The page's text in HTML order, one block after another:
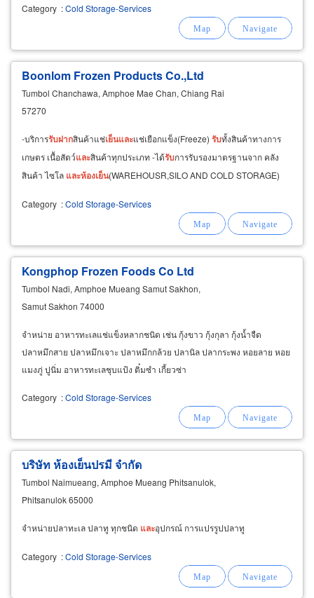
Category :Cold Storage-Services
ฺBoonlom Frozen Products Co.,Ltd
Tumbol Chanchawa, Amphoe Mae Chan, Chiang Rai
57270
-บริการรับฝากสินค้าแช่เย็นและแช่เยือกแข็ง(Freeze) รับทั้งสินค้าทางการ
เกษตร เนื้อสัตว์และสินค้าทุกประเภท -ได้รับการรับรองมาตรฐานจาก คลัง
สินค้า ไซโล และห้องเย็น(WAREHOUSR,SILO AND COLD STORAGE)
Category :Cold Storage-Services
Kongphop Frozen Foods Co Ltd
Tumbol Nadi, Amphoe Mueang Samut Sakhon,
Samut Sakhon 74000
จำหน่าย อาหารทะเลแช่แข็งหลากชนิด เช่น กุ้งขาว กุ้งกุลา กุ้งน้ำจืด
ปลาหมึกสาย ปลาหมึกเจาะ ปลาหมึกกล้วย ปลานิล ปลากระพง หอยลาย หอย
แมงภู่ ปูนิ่ม อาหารทะเลชุบแป้ง ติ๋มซำ เกี้ยวซ่า
Category :Cold Storage-Services
บริษัท ห้องเย็นปรมี จำกัด
Tumbol Naimueang, Amphoe Mueang Phitsanulok,
Phitsanulok 65000
จำหน่ายปลาทะเล ปลาทู ทุกชนิด และอุปกรณ์ การแปรรูปปลาทู
Category :Cold Storage-Services